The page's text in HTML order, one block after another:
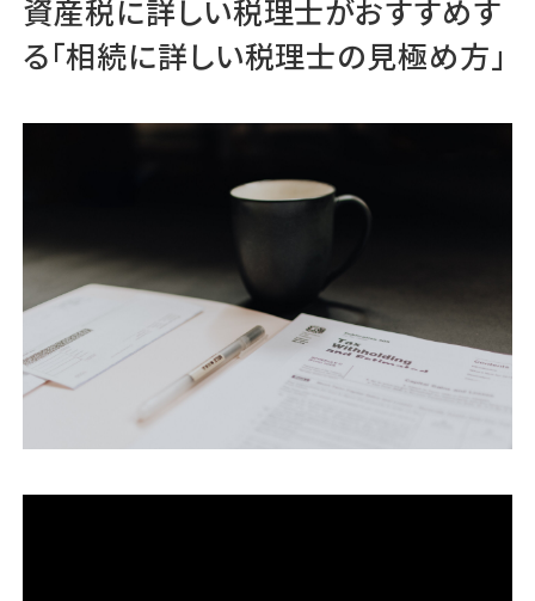
コラム
運営会社
ファミリーオフィスとは
関連書籍
メールマガジン登録
よくある質問
資産税に詳しい税理士がおすすめす
る「相続に詳しい税理士の見極め方」